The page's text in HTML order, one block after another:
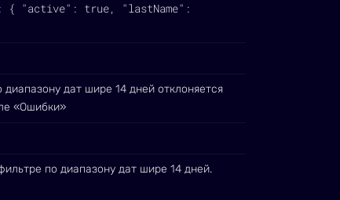
"active": true, "lastName":
дат шире 14 дней отклоняется
«Ошибки»
по диапазону дат шире 14 дней.